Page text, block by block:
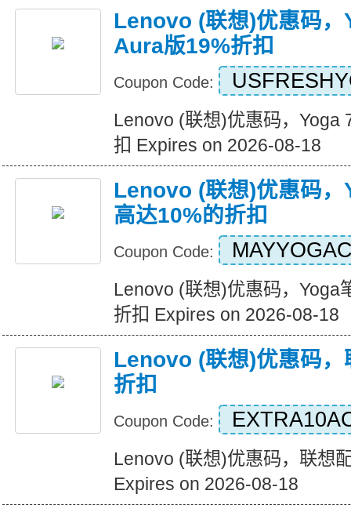
Lenovo (联想)优惠码
Aura版19%折扣
Coupon Code:
Lenovo (联想)优惠码，Yoga
扣 Expires on 2026-08-18
Lenovo (联想)优惠码，
高达10%的折扣
Coupon Code:
Lenovo (联想)优惠码，Yoga
折扣 Expires on 2026-08-18
Lenovo (联想)优惠码，
折扣
Coupon Code:
Lenovo (联想)优惠码，联想
Expires on 2026-08-18